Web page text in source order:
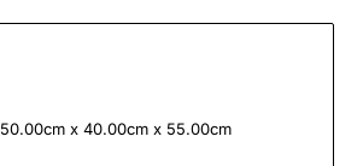
50.00cm x 40.00cm x 55.00cm